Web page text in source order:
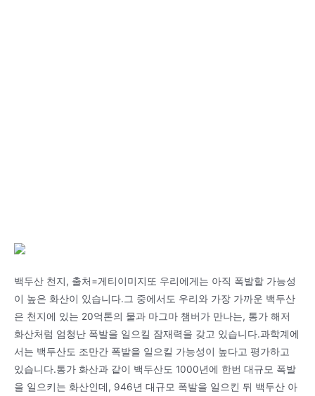
백두산 천지, 출처=게티이미지또 우리에게는 아직 폭발할 가능성
이 높은 화산이 있습니다.그 중에서도 우리와 가장 가까운 백두산
은 천지에 있는 20억톤의 물과 마그마 챔버가 만나는, 통가 해저
화산처럼 엄청난 폭발을 일으킬 잠재력을 갖고 있습니다.과학계에
서는 백두산도 조만간 폭발을 일으킬 가능성이 높다고 평가하고
있습니다.통가 화산과 같이 백두산도 1000년에 한번 대규모 폭발
을 일으키는 화산인데, 946년 대규모 폭발을 일으킨 뒤 백두산 아